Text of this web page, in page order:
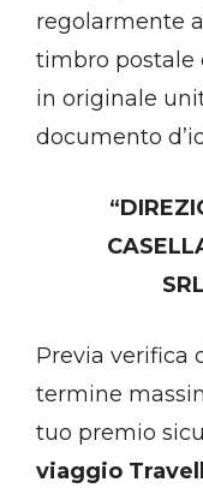
regolarmente
timbro postale
in originale
documento
Previa verifica
termine
tuo premio
viaggio